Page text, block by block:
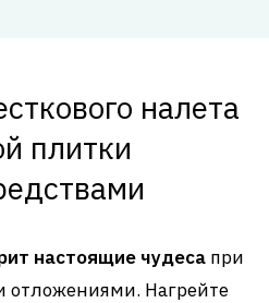
налета
плитки
настоящие чудеса при
отложениями. Нагрейте